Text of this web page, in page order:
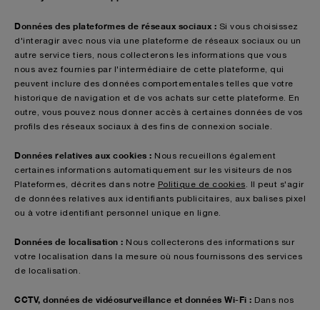
Données des plateformes de réseaux sociaux : Si vous choisissez
d'interagir avec nous via une plateforme de réseaux sociaux ou un
autre service tiers, nous collecterons les informations que vous
nous avez fournies par l'intermédiaire de cette plateforme, qui
peuvent inclure des données comportementales telles que votre
historique de navigation et de vos achats sur cette plateforme. En
outre, vous pouvez nous donner accès à certaines données de vos
profils des réseaux sociaux à des fins de connexion sociale.
Données relatives aux cookies : Nous recueillons également
certaines informations automatiquement sur les visiteurs de nos
Plateformes, décrites dans notre Politique de cookies . Il peut s'agir
de données relatives aux identifiants publicitaires, aux balises pixel
ou à votre identifiant personnel unique en ligne.
Données de localisation : Nous collecterons des informations sur
votre localisation dans la mesure où nous fournissons des services
de localisation.
CCTV, données de vidéosurveillance et données Wi-Fi : Dans nos